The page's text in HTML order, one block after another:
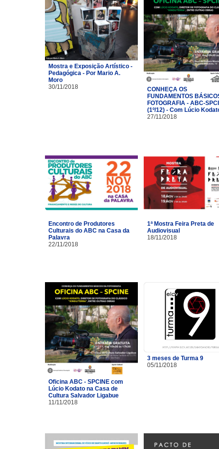
Mostra e Exposição Artístico -
Pedagógica - Por Mario A.
Moro
30/11/2018
CONHEÇA OS
FUNDAMENTOS
FOTOGRAFIA - ABC-
(1º/12) - Com Lúcio
27/11/2018
Encontro de Produtores
Culturais do ABC na Casa da
Palavra
22/11/2018
1ª Mostra Feira Preta de
Audiovisual
18/11/2018
Oficina ABC - SPCINE com
Lúcio Kodato na Casa de
Cultura Salvador Ligabue
11/11/2018
3 meses de Turma 9
05/11/2018